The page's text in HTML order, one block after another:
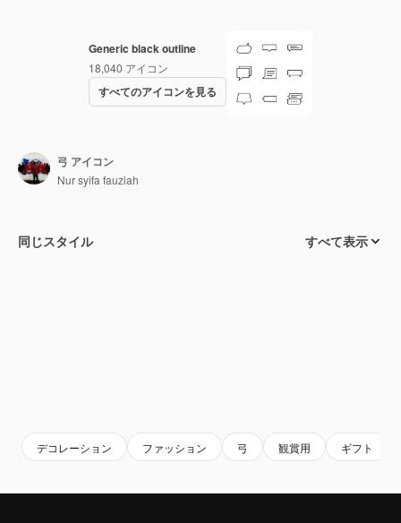
Generic black outline
18,040 アイコン
すべてのアイコンを見る
弓 アイコン
Nur syifa fauziah
同じスタイル すべて表示
デコレーション ファッション 弓 観賞用 ギフト